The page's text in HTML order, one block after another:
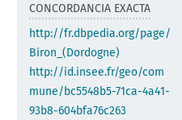
CONCORDANCIA EXACTA
http://fr.dbpedia.org/page/
Biron_(Dordogne)
http://id.insee.fr/geo/com
mune/bc5548b5-71ca-4a41-
93b8-604bfa76c263